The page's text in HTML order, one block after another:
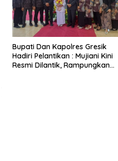
​Bupati Dan Kapolres Gresik
Hadiri Pelantikan : Mujiani Kini
Resmi Dilantik, Rampungkan